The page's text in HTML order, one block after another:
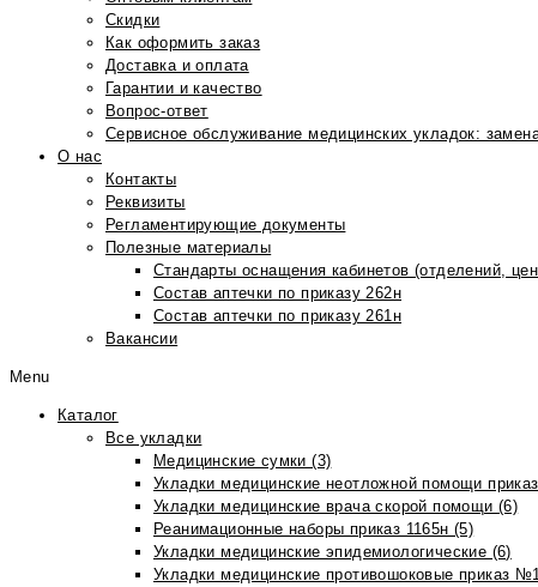
Скидки
Как оформить заказ
Доставка и оплата
Гарантии и качество
Вопрос-ответ
Сервисное обслуживание медицинских укладок:
О нас
Контакты
Реквизиты
Регламентирующие документы
Полезные материалы
Стандарты оснащения кабинетов (отделений,
Состав аптечки по приказу 262н
Состав аптечки по приказу 261н
Вакансии
Menu
Каталог
Все укладки
Медицинские сумки (3)
Укладки медицинские неотложной помощи
Укладки медицинские врача скорой помощи (6)
Реанимационные наборы приказ 1165н (5)
Укладки медицинские эпидемиологические (6)
Укладки медицинские противошоковые приказ